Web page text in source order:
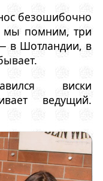
безошибочно
мы помним, три
в Шотландии, в
виски
ведущий.